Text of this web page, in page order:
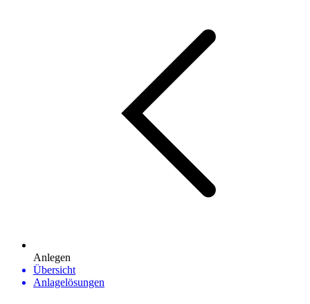
Anlegen
Übersicht
Anlagelösungen